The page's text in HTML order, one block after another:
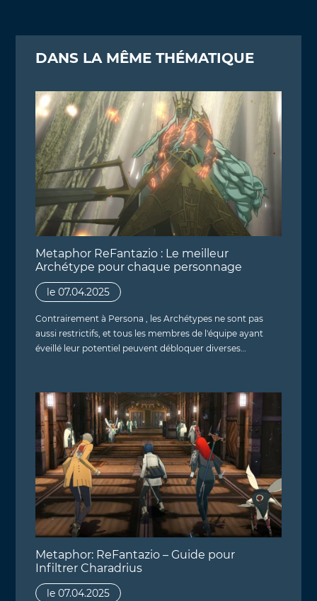
DANS LA MÊME THÉMATIQUE
Metaphor ReFantazio : Le meilleur
Archétype pour chaque personnage
le 07.04.2025
Contrairement à Persona , les Archétypes ne sont pas
aussi restrictifs, et tous les membres de l'équipe ayant
éveillé leur potentiel peuvent débloquer diverses…
Metaphor: ReFantazio – Guide pour
Infiltrer Charadrius
le 07.04.2025